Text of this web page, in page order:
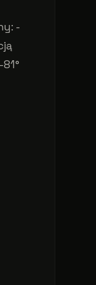
-